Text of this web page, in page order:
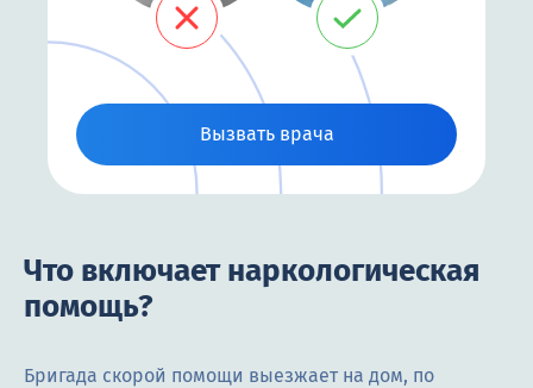
Вызвать врача
Что включает наркологическая
помощь?
Бригада скорой помощи выезжает на дом, по